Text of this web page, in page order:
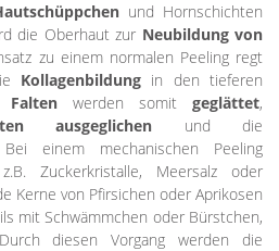
und Hornschichten
die Oberhaut zur Neubildung von
zu einem normalen Peeling regt
Kollagenbildung in den tieferen
Faltenwerden somit geglättet,
ausgeglichen und die
einem mechanischen Peeling
Zuckerkristalle, Meersalz oder
Kerne von Pfirsichen oder Aprikosen
mit Schwämmchen oder Bürstchen,
diesen Vorgang werden die